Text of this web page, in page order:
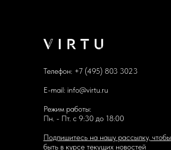
Телефон: +7 (495) 803 3023
E-mail: info@virtu.ru
Режим работы:
Пн. - Пт. с 9:30 до 18:00
Подпишитесь на нашу рассылку, чтобы
быть в курсе текущих новостей